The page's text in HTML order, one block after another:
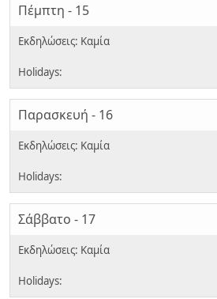
Πέμπτη - 15
Παρασκευή - 16
Σάββατο - 17